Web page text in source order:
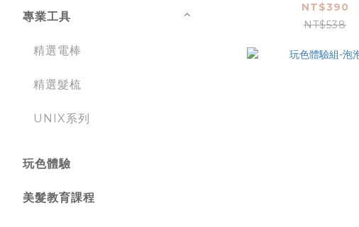
專業工具
精選電棒
精選髮梳
UNIX系列
玩色體驗
美髮教育課程
NT$390
NT$538